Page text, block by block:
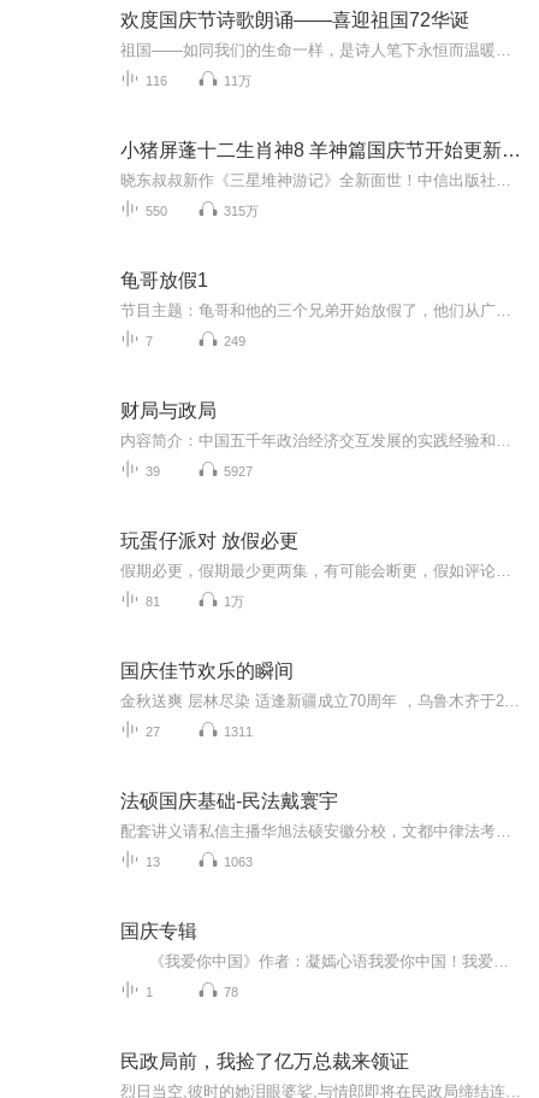
欢度国庆节诗歌朗诵——喜迎祖国72华诞
116 11万
小猪屏蓬十二生肖神8 羊神篇国庆节开始更新啦！
550 315万
龟哥放假1
7 249
财局与政局
39 5927
玩蛋仔派对 放假必更
81 1万
国庆佳节欢乐的瞬间
27 1311
法硕国庆基础-民法戴寰宇
13 1063
国庆专辑
1 78
民政局前，我捡了亿万总裁来领证